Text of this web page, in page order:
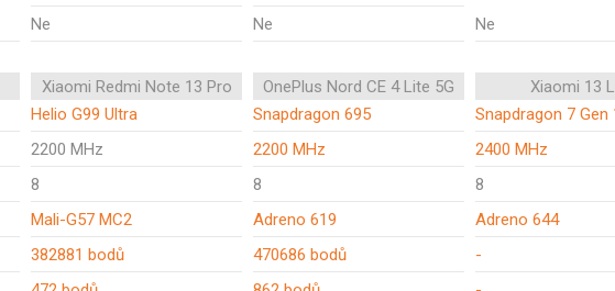
Ne Ne Ne
Xiaomi Redmi Note 13 Pro OnePlus Nord CE 4 Lite 5G
Xiaomi 13
Helio G99 Ultra Snapdragon 695
Snapdragon 7 Gen
2200 MHz 2200 MHz
2400 MHz
8 8
8
Mali-G57 MC2 Adreno 619
Adreno 644
382881 bodů 470686 bodů
-